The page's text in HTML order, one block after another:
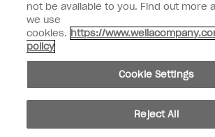
facebookinstagram
個人情報を共有または販売しないでください
© Copyright 2024, Wella Operations US LLC, 無断複写・転
not be available to you. Find out more
we use
cookies. https://
policy
Cookie Settings
Reject All